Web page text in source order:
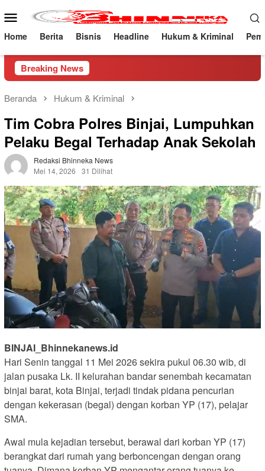
ke
konten
Menu
Mobile
Home Berita Bisnis Headline Hukum & Kriminal
Breaking News
Beranda Hukum & Kriminal
Tim Cobra Polres Binjai, Lumpuhkan
Pelaku Begal Terhadap Anak Sekolah
Redaksi Bhinneka News
Mei 14, 2026
31 Dilihat
BINJAI_Bhinnekanews.id
Hari Senin tanggal 11 Mei 2026 sekira pukul 06.30 wib, di
jalan pusaka Lk. II kelurahan bandar senembah kecamatan
binjai barat, kota Binjai, terjadi tindak pidana pencurian
dengan kekerasan (begal) dengan korban YP (17), pelajar
SMA.
Awal mula kejadian tersebut, berawal dari korban YP (17)
berangkat dari rumah yang berboncengan dengan orang